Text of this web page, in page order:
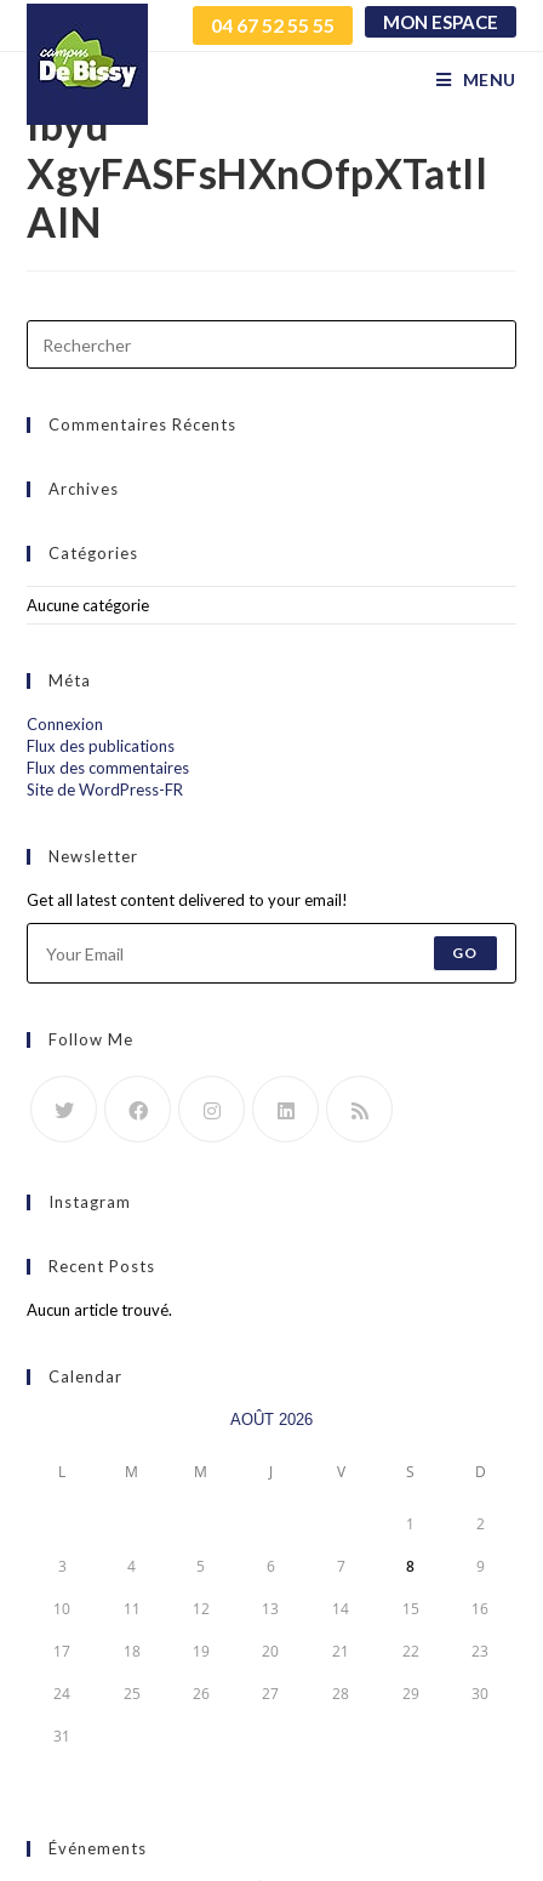
04 67 52 55 55 MON ESPACE
MENU
qaINulymUadKIVEXdrpO
lbyu
XgyFASFsHXnOfpXTatIl
AIN
Commentaires Récents
Archives
Catégories
Aucune catégorie
Méta
Connexion
Flux des publications
Flux des commentaires
Site de WordPress-FR
Newsletter
Get all latest content delivered to your email!
GO
Follow Me
Instagram
Recent Posts
Aucun article trouvé.
Calendar
AOÛT 2026
L M M J V S D
1 2
3 4 5 6 7 8 9
10 11 12 13 14 15 16
17 18 19 20 21 22 23
24 25 26 27 28 29 30
31
Événements